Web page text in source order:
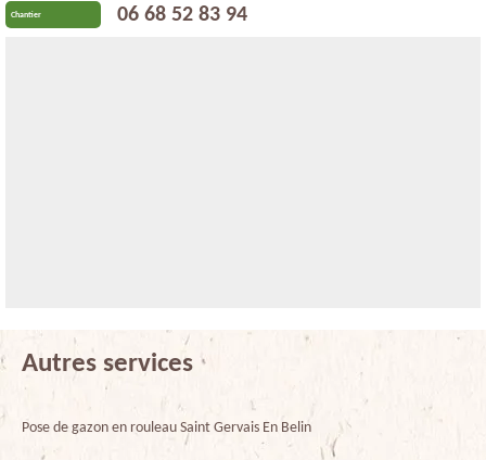
Chantier 06 68 52 83 94
Autres services
Pose de gazon en rouleau Saint Gervais En Belin